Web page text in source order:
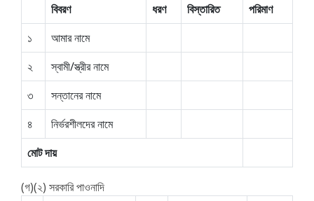
বিবরণ
ধরণ বিস্তারিত
পরিমাণ
১
আমার নামে
২
স্বামী/স্ত্রীর নামে
৩
সন্তানের নামে
৪
নির্ভরশীলদের নামে
মোট দায়
(গ)(২) সরকারি পাওনাদি